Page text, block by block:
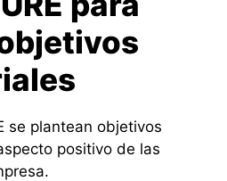
se plantean objetivos
positivo de las